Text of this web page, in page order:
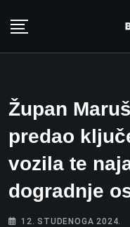
Župan
predao
vozila te
dogradnje
12. STUDENOGA 2024.